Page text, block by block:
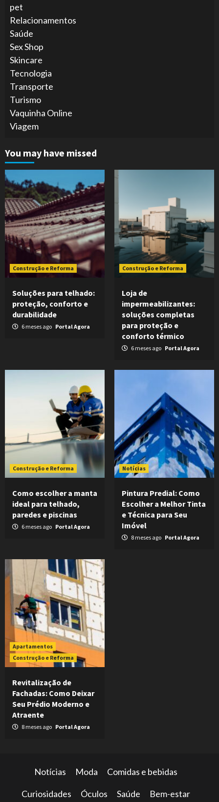
pet
Relacionamentos
Saúde
Sex Shop
Skincare
Tecnologia
Transporte
Turismo
Vaquinha Online
Viagem
You may have missed
Construção e Reforma
Soluções para telhado:
proteção, conforto e
durabilidade
6 meses ago Portal Agora
Construção e Reforma
Loja de
impermeabilizantes:
soluções completas
para proteção e
conforto térmico
6 meses ago Portal Agora
Construção e Reforma
Como escolher a manta
ideal para telhado,
paredes e piscinas
6 meses ago Portal Agora
Notícias
Pintura Predial: Como
Escolher a Melhor Tinta
e Técnica para Seu
Imóvel
8 meses ago Portal Agora
Apartamentos
Construção e Reforma
Revitalização de
Fachadas: Como Deixar
Seu Prédio Moderno e
Atraente
8 meses ago Portal Agora
Notícias Moda Comidas e bebidas
Curiosidades Óculos Saúde Bem-estar